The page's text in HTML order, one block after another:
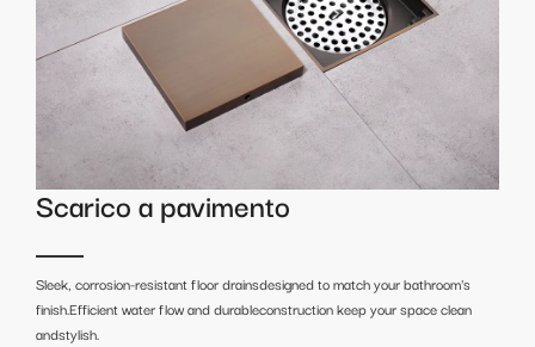
Scarico a pavimento
Sleek, corrosion-resistant floor drainsdesigned to match your bathroom's
finish.Efficient water flow and durableconstruction keep your space clean
andstylish.